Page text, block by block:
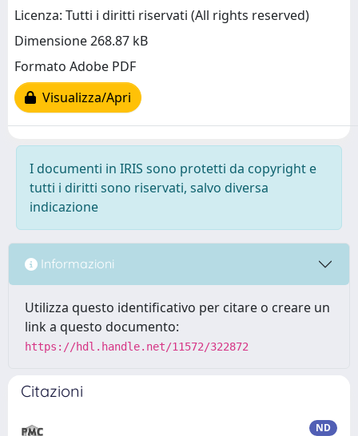
Licenza: Tutti i diritti riservati (All rights reserved)
Dimensione 268.87 kB
Formato Adobe PDF
Visualizza/Apri
I documenti in IRIS sono protetti da copyright e
tutti i diritti sono riservati, salvo diversa
indicazione
Informazioni
Utilizza questo identificativo per citare o creare un
link a questo documento:
https://hdl.handle.net/11572/322872
Citazioni
ND